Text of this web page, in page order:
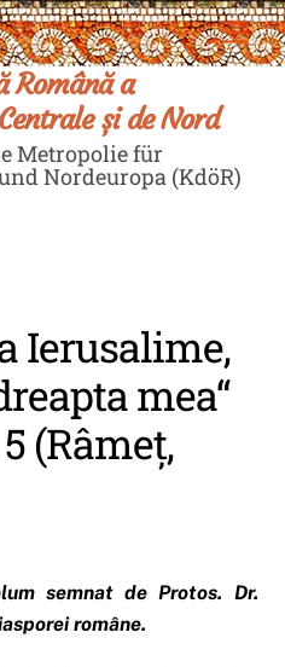
Română a
și de Nord
Metropolie für
Nordeuropa (KdöR)
Ierusalime,
mea“
(Râmeț,
semnat de Protos. Dr.
române.